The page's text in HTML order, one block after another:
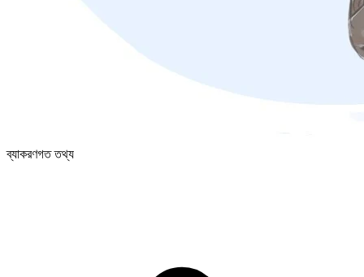
ব্যাকরণগত তথ্য